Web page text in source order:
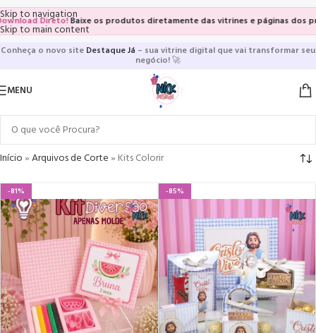
Skip to navigation
Skip to main content
diretamente das vitrines e páginas dos produtos, sem adicionar ao
Conheça o novo site Destaque Já – sua vitrine digital que vai transformar seu
negócio!🚀
MENU
Início»Arquivos de Corte» Kits Colorir
-81% -85%